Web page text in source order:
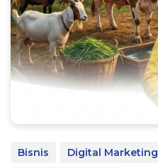
Bisnis Digital Marketing